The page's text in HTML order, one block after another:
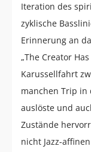
Iteration des
zyklische
Erinnerung an
„The Creator
Karussellfahrt
manchen Trip in
auslöste und
Zustände
nicht Jazz-